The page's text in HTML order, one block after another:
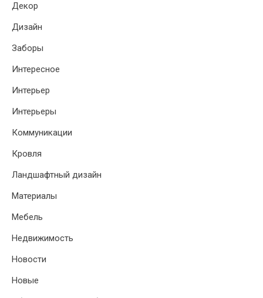
Декор
Дизайн
Заборы
Интересное
Интерьер
Интерьеры
Коммуникации
Кровля
Ландшафтный дизайн
Материалы
Мебель
Недвижимость
Новости
Новые